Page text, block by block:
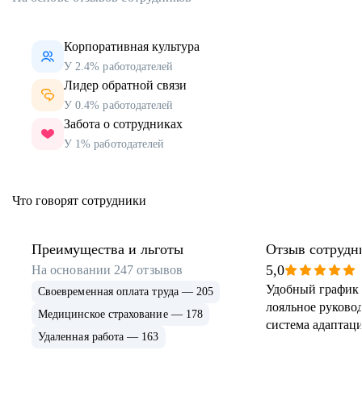
Корпоративная культура
У 2.4% работодателей
Лидер обратной связи
У 0.4% работодателей
Забота о сотрудниках
У 1% работодателей
Что говорят сотрудники
Преимущества и льготы
На основании 247 отзывов
Своевременная оплата труда — 205
Медицинское страхование — 178
Удаленная работа — 163
Отзыв
5,0
Удобный график
лояльное
система